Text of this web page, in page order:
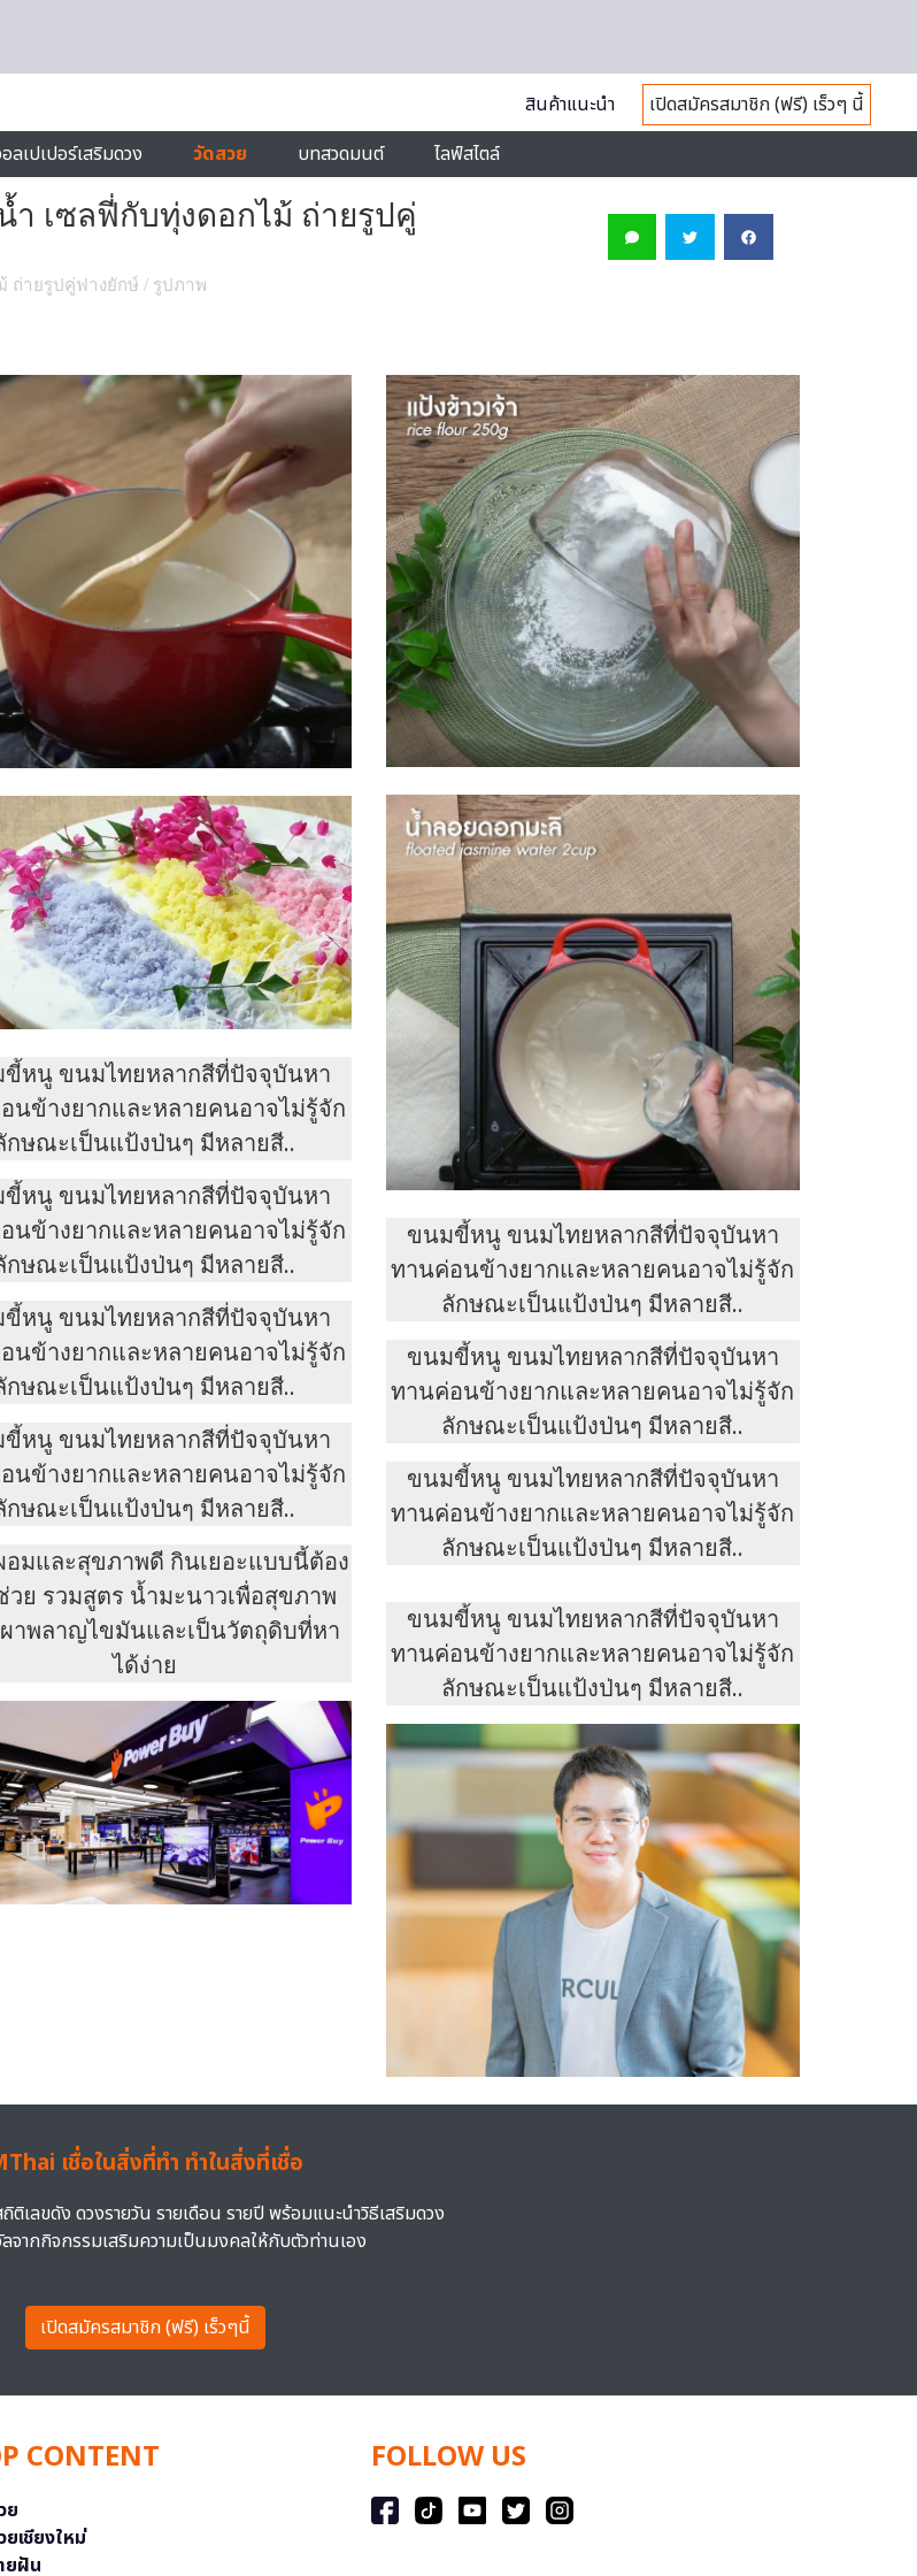
สินค้าแนะนำ
เปิดสมัครสมาชิก (ฟรี) เร็วๆ นี้
ลเปเปอร์เสริมดวง วัดสวย บทสวดมนต์ ไลฟ์สไตล์
ำ เซลฟี่กับทุ่งดอกไม้ ถ่ายรูปคู่
ถ่ายรูปคู่ฟางยักษ์ / รูปภาพ
หนู ขนมไทยหลากสีที่ปัจจุบันหา
นข้างยากและหลายคนอาจไม่รู้จัก
กษณะเป็นแป้งป่นๆ มีหลายสี..
หนู ขนมไทยหลากสีที่ปัจจุบันหา
นข้างยากและหลายคนอาจไม่รู้จัก
กษณะเป็นแป้งป่นๆ มีหลายสี..
ขนมขี้หนู ขนมไทยหลากสีที่ปัจจุบันหา
ทานค่อนข้างยากและหลายคนอาจไม่รู้จัก
ลักษณะเป็นแป้งป่นๆ มีหลายสี..
หนู ขนมไทยหลากสีที่ปัจจุบันหา
นข้างยากและหลายคนอาจไม่รู้จัก
กษณะเป็นแป้งป่นๆ มีหลายสี..
ขนมขี้หนู ขนมไทยหลากสีที่ปัจจุบันหา
ทานค่อนข้างยากและหลายคนอาจไม่รู้จัก
ลักษณะเป็นแป้งป่นๆ มีหลายสี..
หนู ขนมไทยหลากสีที่ปัจจุบันหา
นข้างยากและหลายคนอาจไม่รู้จัก
กษณะเป็นแป้งป่นๆ มีหลายสี..
ขนมขี้หนู ขนมไทยหลากสีที่ปัจจุบันหา
ทานค่อนข้างยากและหลายคนอาจไม่รู้จัก
ลักษณะเป็นแป้งป่นๆ มีหลายสี..
อมและสุขภาพดี กินเยอะแบบนี้ต้อง
วย รวมสูตร น้ำมะนาวเพื่อสุขภาพ
าพลาญไขมันและเป็นวัตถุดิบที่หา
ได้ง่าย
ขนมขี้หนู ขนมไทยหลากสีที่ปัจจุบันหา
ทานค่อนข้างยากและหลายคนอาจไม่รู้จัก
ลักษณะเป็นแป้งป่นๆ มีหลายสี..
เชื่อในสิ่งที่ทำ ทำในสิ่งที่เชื่อ
ติเลขดัง ดวงรายวัน รายเดือน รายปี พร้อมแนะนำวิธีเสริมดวง
จากกิจกรรมเสริมความเป็นมงคลให้กับตัวท่านเอง
เปิดสมัครสมาชิก (ฟรี) เร็วๆนี้
CONTENT
ย
ยเชียงใหม่
ยฝัน
FOLLOW US